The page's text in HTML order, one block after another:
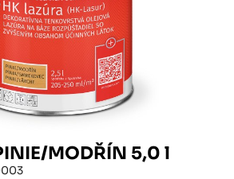
MODŘÍN 5,0 l